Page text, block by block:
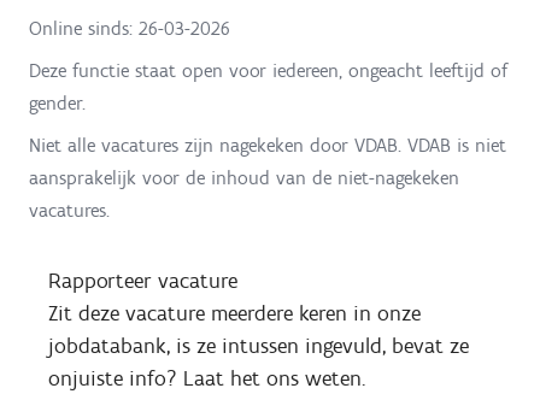
Online sinds: 26-03-2026
Deze functie staat open voor iedereen, ongeacht leeftijd of
gender.
Niet alle vacatures zijn nagekeken door VDAB. VDAB is niet
aansprakelijk voor de inhoud van de niet-nagekeken
vacatures.
Rapporteer vacature
Zit deze vacature meerdere keren in onze
jobdatabank, is ze intussen ingevuld, bevat ze
onjuiste info? Laat het ons weten.